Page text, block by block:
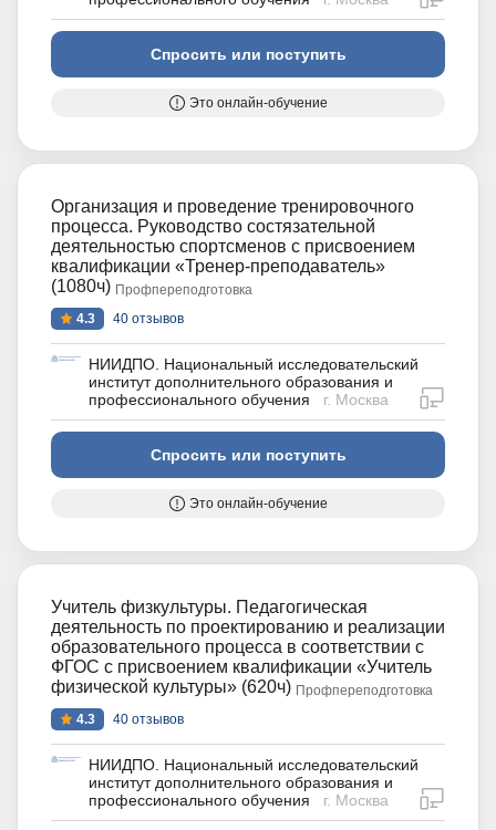
Спросить или поступить
Это онлайн-обучение
Организация и проведение тренировочного
процесса. Руководство состязательной
деятельностью спортсменов с присвоением
квалификации «Тренер-преподаватель»
(1080ч) Профпереподготовка
4.3
40 отзывов
НИИДПО. Национальный исследовательский
институт дополнительного образования и
профессионального обучения
г. Москва
Спросить или поступить
Это онлайн-обучение
Учитель физкультуры. Педагогическая
деятельность по проектированию и реализации
образовательного процесса в соответствии с
ФГОС с присвоением квалификации «Учитель
физической культуры» (620ч) Профпереподготовка
4.3
40 отзывов
НИИДПО. Национальный исследовательский
институт дополнительного образования и
профессионального обучения
г. Москва